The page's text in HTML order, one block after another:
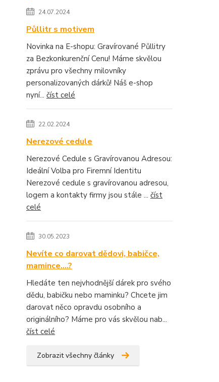
24.07.2024
Půllitr s motivem
Novinka na E-shopu: Gravírované Půllitry
za Bezkonkurenční Cenu! Máme skvělou
zprávu pro všechny milovníky
personalizovaných dárků! Náš e-shop
nyní... číst celé
22.02.2024
Nerezové cedule
Nerezové Cedule s Gravírovanou Adresou:
Ideální Volba pro Firemní Identitu
Nerezové cedule s gravírovanou adresou,
logem a kontakty firmy jsou stále ... číst
celé
30.05.2023
Nevíte co darovat dědovi, babičce,
mamince....?
Hledáte ten nejvhodnější dárek pro svého
dědu, babičku nebo maminku? Chcete jim
darovat něco opravdu osobního a
originálního? Máme pro vás skvělou nab...
číst celé
Zobrazit všechny články